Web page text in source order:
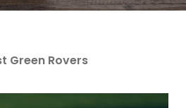
Green Rovers